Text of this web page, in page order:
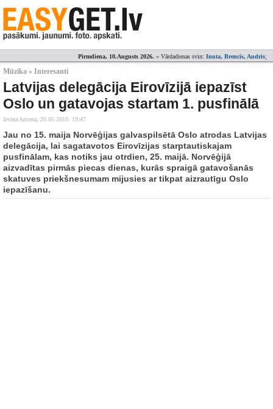
Pirmdiena, 10.Augusts 2026. » Vārdadienas svin: Inuta, Brencis, Audris;
Mūzika » Interesanti
Latvijas delegācija Eirovīzijā iepazīst
Oslo un gatavojas startam 1. pusfinālā
Ieviņa Ancena, 20.05.2010. 19:47
Jau no 15. maija Norvēģijas galvaspilsētā Oslo atrodas Latvijas
delegācija, lai sagatavotos Eirovīzijas starptautiskajam
pusfinālam, kas notiks jau otrdien, 25. maijā. Norvēģijā
aizvadītas pirmās piecas dienas, kurās spraigā gatavošanās
skatuves priekšnesumam mijusies ar tikpat aizrautīgu Oslo
iepazīšanu.